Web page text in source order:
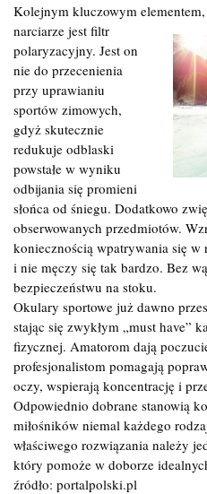
Kolejnym kluczowym
narciarze jest filtr
polaryzacyjny. Jest on
nie do przecenienia
przy uprawianiu
sportów zimowych,
gdyż skutecznie
redukuje odblaski
powstałe w wyniku
odbijania się promieni
słońca od śniegu. Dodatkowo
obserwowanych przedmiotów.
koniecznością wpatrywania się
i nie męczy się tak bardzo. Bez
bezpieczeństwu na stoku.
Okulary sportowe już dawno
stając się zwykłym „must have”
fizycznej. Amatorom dają
profesjonalistom pomagają
oczy, wspierają koncentrację i
Odpowiednio dobrane stanowią
miłośników niemal każdego
właściwego rozwiązania należy
który pomoże w doborze
źródło: portalpolski.pl